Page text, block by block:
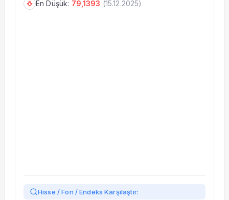
Taşınan Fonlar
En Düşük: 79,1393 (15.12.2025)
Hisse / Fon / Endeks Karşılaştır: